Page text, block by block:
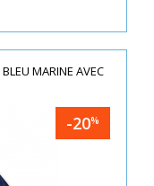
MARINE AVEC
-20%